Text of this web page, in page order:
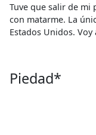
Tuve que salir de mi
con matarme. La
Estados Unidos.
Piedad*